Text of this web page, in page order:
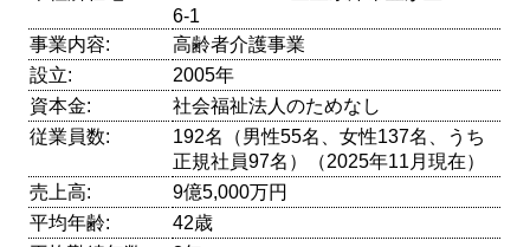
6-1
事業内容:
高齢者介護事業
設立:
2005年
資本金:
社会福祉法人のためなし
従業員数:
192名（男性55名、女性137名、うち
正規社員97名）（2025年11月現在）
売上高:
9億5,000万円
平均年齢:
42歳